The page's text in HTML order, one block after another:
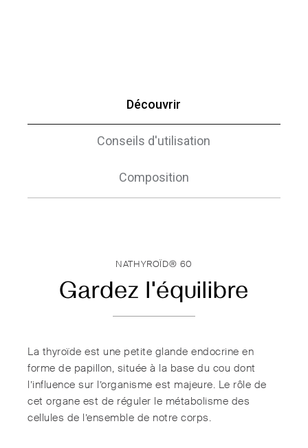
Découvrir
Conseils d'utilisation
Composition
NATHYROÏD® 60
Gardez l'équilibre
La thyroïde est une petite glande endocrine en
forme de papillon, située à la base du cou dont
l’influence sur l’organisme est majeure. Le rôle de
cet organe est de réguler le métabolisme des
cellules de l’ensemble de notre corps.